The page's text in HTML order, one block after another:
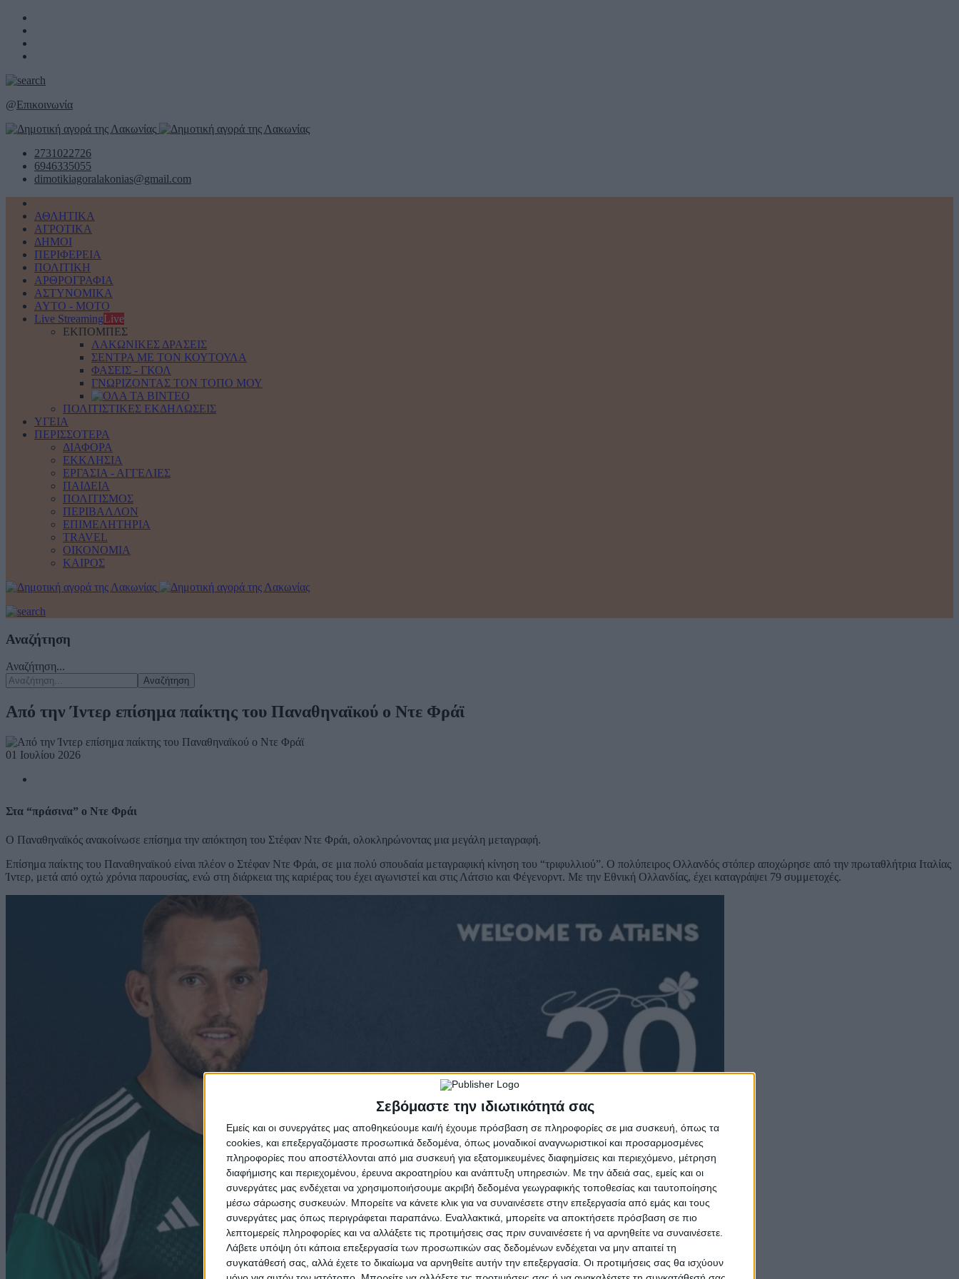
Σεβόμαστε την ιδιωτικότητά σας
Εμείς και οι συνεργάτες μας αποθηκεύουμε και/ή έχουμε πρόσβαση σε πληροφορίες σε μια συσκευή, όπως τα
cookies, και επεξεργαζόμαστε προσωπικά δεδομένα, όπως μοναδικοί αναγνωριστικοί και προσαρμοσμένες
πληροφορίες που αποστέλλονται από μια συσκευή για εξατομικευμένες διαφημίσεις και περιεχόμενο, μέτρηση
διαφήμισης και περιεχομένου, έρευνα ακροατηρίου και ανάπτυξη υπηρεσιών. Με την άδειά σας, εμείς και οι
συνεργάτες μας ενδέχεται να χρησιμοποιήσουμε ακριβή δεδομένα γεωγραφικής τοποθεσίας και ταυτοποίησης
μέσω σάρωσης συσκευών. Μπορείτε να κάνετε κλικ για να συναινέσετε στην επεξεργασία από εμάς και τους
συνεργάτες μας όπως περιγράφεται παραπάνω. Εναλλακτικά, μπορείτε να αποκτήσετε πρόσβαση σε πιο
λεπτομερείς πληροφορίες και να αλλάξετε τις προτιμήσεις σας πριν συναινέσετε ή να αρνηθείτε να συναινέσετε.
Λάβετε υπόψη ότι κάποια επεξεργασία των προσωπικών σας δεδομένων ενδέχεται να μην απαιτεί τη
συγκατάθεσή σας, αλλά έχετε το δικαίωμα να αρνηθείτε αυτήν την επεξεργασία. Οι προτιμήσεις σας θα ισχύουν
@Επικοινωνία
2731022726
6946335055
dimotikiagoralakonias@gmail.com
ΑΘΛΗΤΙΚΑ
ΑΓΡΟΤΙΚΑ
ΔΗΜΟΙ
ΠΕΡΙΦΕΡΕΙΑ
ΠΟΛΙΤΙΚΗ
ΑΡΘΡΟΓΡΑΦΙΑ
ΑΣΤΥΝΟΜΙΚΑ
AYTO - MOTO
Live StreamingLive
ΕΚΠΟΜΠΕΣ
ΛΑΚΩΝΙΚΕΣ ΔΡΑΣΕΙΣ
ΣΕΝΤΡΑ ΜΕ ΤΟΝ ΚΟΥΤΟΥΛΑ
ΦΑΣΕΙΣ - ΓΚΟΛ
ΓΝΩΡΙΖΟΝΤΑΣ ΤΟΝ ΤΟΠΟ ΜΟΥ
ΠΟΛΙΤΙΣΤΙΚΕΣ ΕΚΔΗΛΩΣΕΙΣ
ΥΓΕΙΑ
ΠΕΡΙΣΣΟΤΕΡΑ
ΔΙΑΦΟΡΑ
ΕΚΚΛΗΣΙΑ
ΕΡΓΑΣΙΑ - ΑΓΓΕΛΙΕΣ
ΠΑΙΔΕΙΑ
ΠΟΛΙΤΙΣΜΟΣ
ΠΕΡΙΒΑΛΛΟΝ
ΕΠΙΜΕΛΗΤΗΡΙΑ
TRAVEL
ΟΙΚΟΝΟΜΙΑ
ΚΑΙΡΟΣ
Αναζήτηση
Αναζήτηση...
Αναζήτηση
Από την Ίντερ επίσημα παίκτης του Παναθηναϊκού ο Ντε Φράϊ
01 Ιουλίου 2026
Στα “πράσινα” ο Ντε Φράι
Ο Παναθηναϊκός ανακοίνωσε επίσημα την απόκτηση του Στέφαν Ντε Φράι, ολοκληρώνοντας μια μεγάλη μεταγραφή.
Επίσημα παίκτης του Παναθηναϊκού είναι πλέον ο Στέφαν Ντε Φράι, σε μια πολύ σπουδαία μεταγραφική κίνηση του “τριφυλλιού”. Ο πολύπειρος Ολλανδός στόπερ αποχώρησε από την πρωταθλήτρια Ιταλίας
Ίντερ, μετά από οχτώ χρόνια παρουσίας, ενώ στη διάρκεια της καριέρας του έχει αγωνιστεί και στις Λάτσιο και Φέγενορντ. Με την Εθνική Ολλανδίας, έχει καταγράψει 79 συμμετοχές.